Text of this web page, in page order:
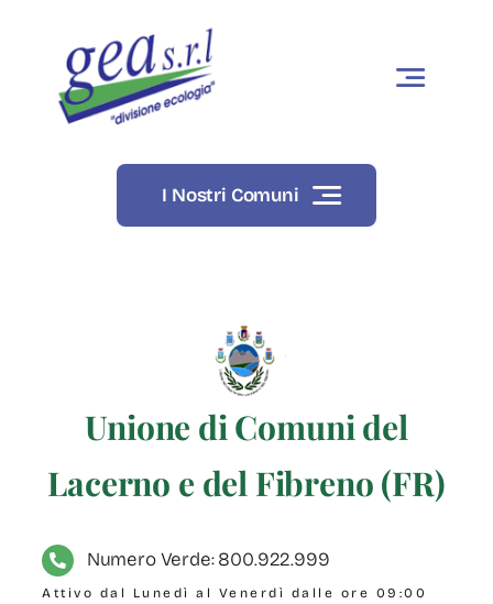
I Nostri Comuni
Unione di Comuni del
Lacerno e del Fibreno (FR)
Numero Verde: 800.922.999
Attivo dal Lunedì al Venerdì dalle ore 09:00